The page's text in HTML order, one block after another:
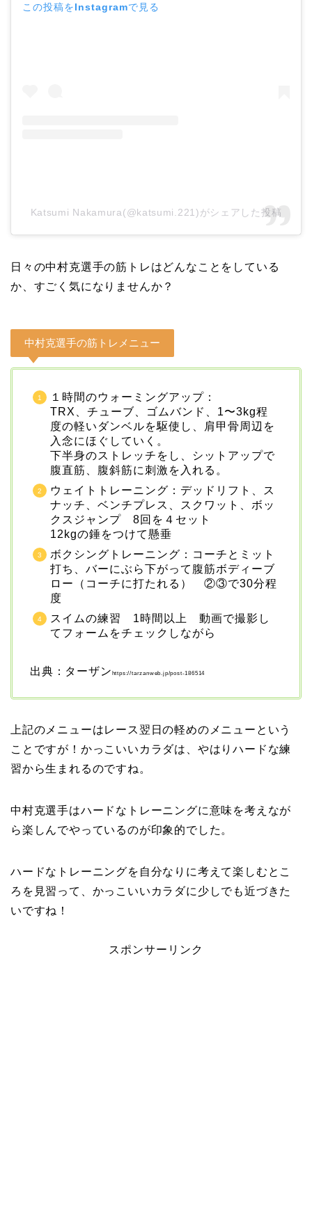
この投稿をInstagramで見る
Katsumi Nakamura(@katsumi.221)がシェアした投稿
日々の中村克選手の筋トレはどんなことをしている
か、すごく気になりませんか？
中村克選手の筋トレメニュー
１時間のウォーミングアップ：
TRX、チューブ、ゴムバンド、1〜3kg程
度の軽いダンベルを駆使し、肩甲骨周辺を
入念にほぐしていく。
下半身のストレッチをし、シットアップで
腹直筋、腹斜筋に刺激を入れる。
ウェイトトレーニング：デッドリフト、ス
ナッチ、ベンチプレス、スクワット、ボッ
クスジャンプ 8回を４セット
12kgの錘をつけて懸垂
ボクシングトレーニング：コーチとミット
打ち、バーにぶら下がって腹筋ボディーブ
ロー（コーチに打たれる） ②③で30分程
度
スイムの練習 1時間以上 動画で撮影し
てフォームをチェックしながら
出典：ターザン https://tarzanweb.jp/post-186514
上記のメニューはレース翌日の軽めのメニューという
ことですが！かっこいいカラダは、やはりハードな練
習から生まれるのですね。
中村克選手はハードなトレーニングに意味を考えなが
ら楽しんでやっているのが印象的でした。
ハードなトレーニングを自分なりに考えて楽しむとこ
ろを見習って、かっこいいカラダに少しでも近づきた
いですね！
スポンサーリンク